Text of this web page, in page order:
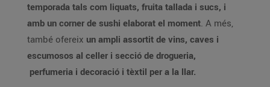
temporada tals com liquats, fruita tallada i sucs, i
amb un corner de sushi elaborat el moment. A més,
també ofereix un ampli assortit de vins, caves i
escumosos al celler i secció de drogueria,
perfumeria i decoració i tèxtil per a la llar.